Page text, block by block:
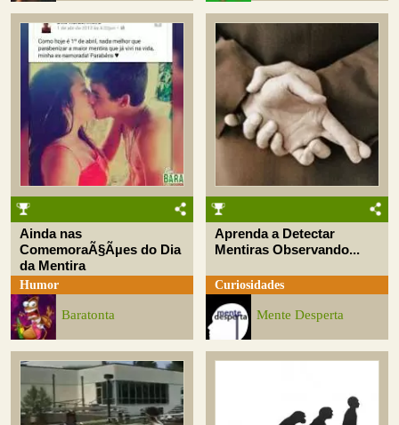
Ainda nas
ComemoraÃ§Ãµes do Dia
da Mentira
Humor
Baratonta
Aprenda a Detectar
Mentiras Observando...
Curiosidades
Mente Desperta